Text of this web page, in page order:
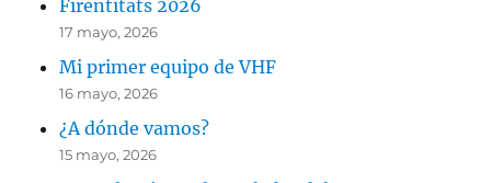
Firentitats 2026
17 mayo, 2026
Mi primer equipo de VHF
16 mayo, 2026
¿A dónde vamos?
15 mayo, 2026